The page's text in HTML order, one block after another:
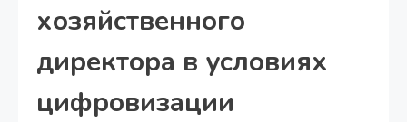
хозяйственного
директора в условиях
цифровизации